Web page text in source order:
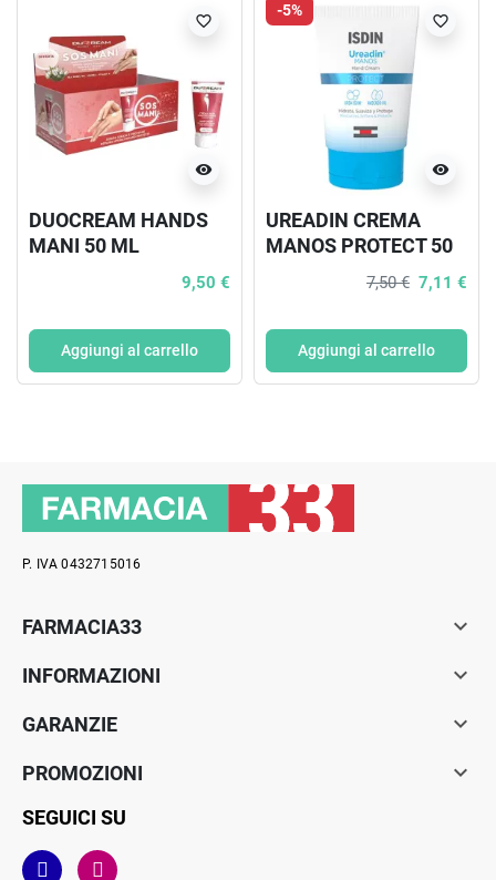
visibility
favorite_border
DUOCREAM HANDS
MANI 50 ML
9,50 €
Aggiungi al carrello
-5%
visibility
favorite_border
UREADIN CREMA
MANOS PROTECT 50
7,50 € 7,11 €
Aggiungi al carrello
P. IVA 0432715016
FARMACIA33 
INFORMAZIONI 
GARANZIE 
PROMOZIONI 
SEGUICI SU